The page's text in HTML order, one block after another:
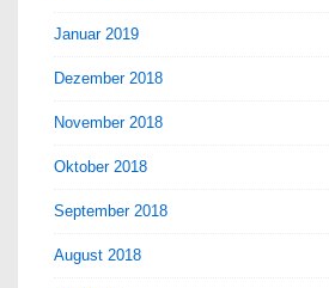
Januar 2019
Dezember 2018
November 2018
Oktober 2018
September 2018
August 2018